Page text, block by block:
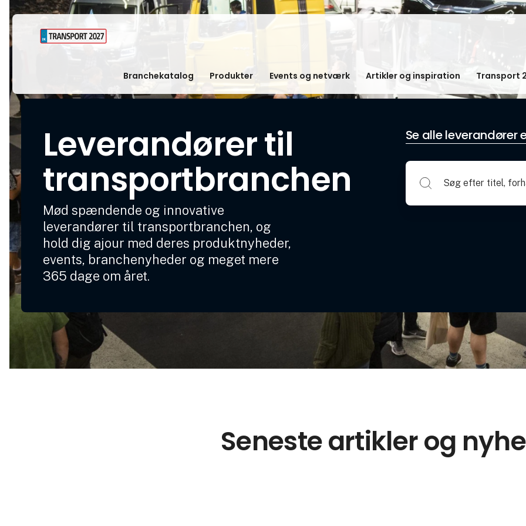
Branchekatalog Produkter Events og netværk Artikler og inspiration Transport
Leverandører til
transportbranchen
Mød spændende og innovative
leverandører til transportbranchen, og
hold dig ajour med deres produktnyheder,
events, branchenyheder og meget mere
365 dage om året.
Se alle leverandører
Seneste artikler og